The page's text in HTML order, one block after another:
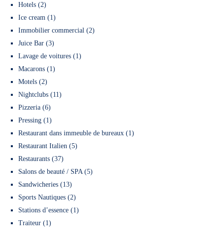
Hotels (2)
Ice cream (1)
Immobilier commercial (2)
Juice Bar (3)
Lavage de voitures (1)
Macarons (1)
Motels (2)
Nightclubs (11)
Pizzeria (6)
Pressing (1)
Restaurant dans immeuble de bureaux (1)
Restaurant Italien (5)
Restaurants (37)
Salons de beauté / SPA (5)
Sandwicheries (13)
Sports Nautiques (2)
Stations d’essence (1)
Traiteur (1)